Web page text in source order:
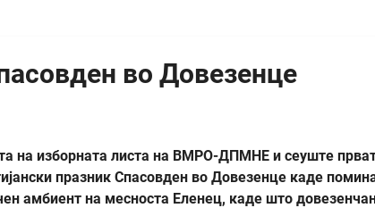
во Довезенце
на изборната листа на ВМРО-ДПМНЕ и сеуште
празник Спасовден во Довезенце каде
амбиент на месноста Еленец, каде што